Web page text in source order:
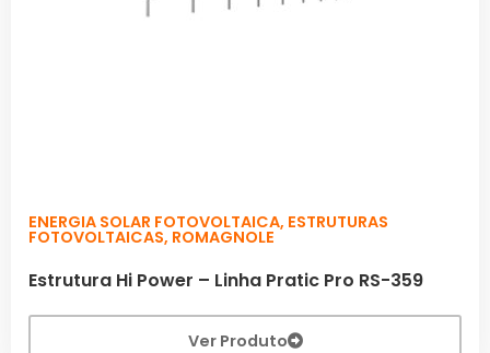
ENERGIA SOLAR FOTOVOLTAICA, ESTRUTURAS
FOTOVOLTAICAS, ROMAGNOLE
Estrutura Hi Power – Linha Pratic Pro RS-359
Ver Produto